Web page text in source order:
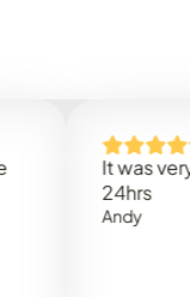
It was very